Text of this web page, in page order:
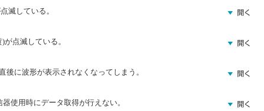
滅している。
が点滅している。
後に波形が表示されなくなってしまう。
使用時にデータ取得が行えない。